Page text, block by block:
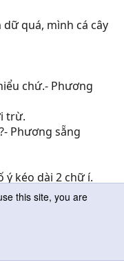
quá, mình cá cây
chứ.- Phương
trừ.
Phương sẵng
ý kéo dài 2 chữ í.
thường ngồi học
Phương.
this site, you are